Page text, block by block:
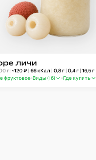
личи
г: ~120₽ | 66кКал | 0,8г | 0,4г | 16,5г
фруктовое Виды (16) Где купить